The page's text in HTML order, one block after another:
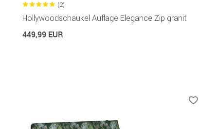
(2)
Hollywoodschaukel Auflage Elegance Zip granit
449,99 EUR